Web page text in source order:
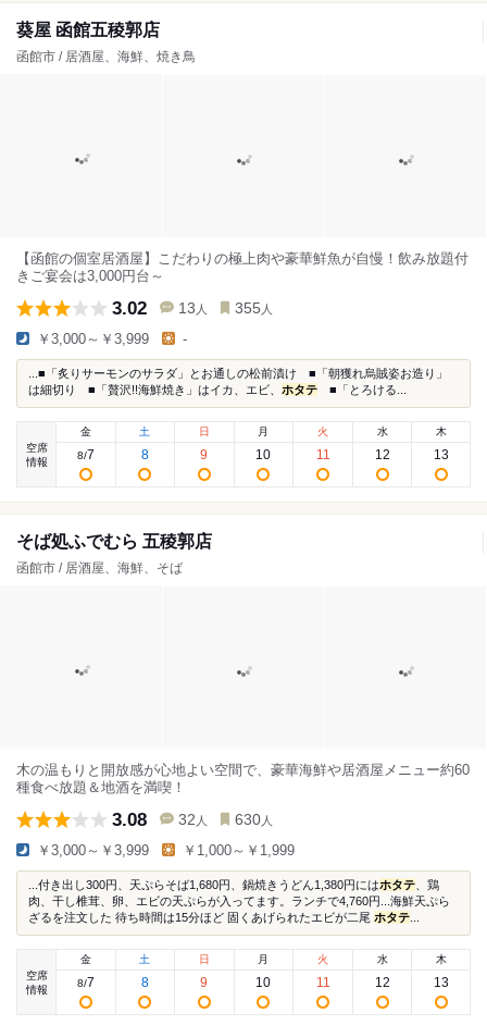
葵屋 函館五稜郭店
函館市 / 居酒屋、海鮮、焼き鳥
【函館の個室居酒屋】こだわりの極上肉や豪華鮮魚が自慢！飲み放題付
きご宴会は3,000円台～
3.02 13 人 355 人
￥3,000～￥3,999 -
...■「炙りサーモンのサラダ」とお通しの松前漬け ■「朝獲れ烏賊姿お造り」
は細切り ■「贅沢!!海鮮焼き」はイカ、エビ、 ホタテ ■「とろける...
空席
情報
金
8/7
土
8
日
9
月
10
火
11
水
12
木
13
そば処ふでむら 五稜郭店
函館市 / 居酒屋、海鮮、そば
木の温もりと開放感が心地よい空間で、豪華海鮮や居酒屋メニュー約60
種食べ放題＆地酒を満喫！
3.08 32 人 630 人
￥3,000～￥3,999 ￥1,000～￥1,999
...付き出し300円、天ぷらそば1,680円、鍋焼きうどん1,380円にはホタテ 、鶏
肉、干し椎茸、卵、エビの天ぷらが入ってます。ランチで4,760円...海鮮天ぷら
ざるを注文した 待ち時間は15分ほど 固くあげられたエビが二尾 ホタテ
空席
情報
金
8/7
土
8
日
9
月
10
火
11
水
12
木
13